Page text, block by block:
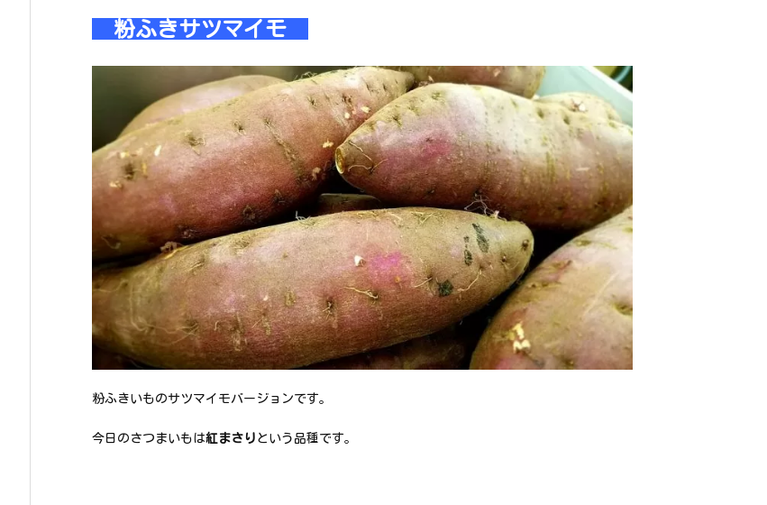
粉ふきサツマイモ
粉ふきいものサツマイモバージョンです。
今日のさつまいもは紅まさり という品種です。